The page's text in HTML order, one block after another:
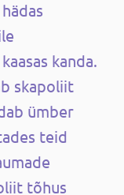
kanda.
skapoliit
ümber
teid
tõhus